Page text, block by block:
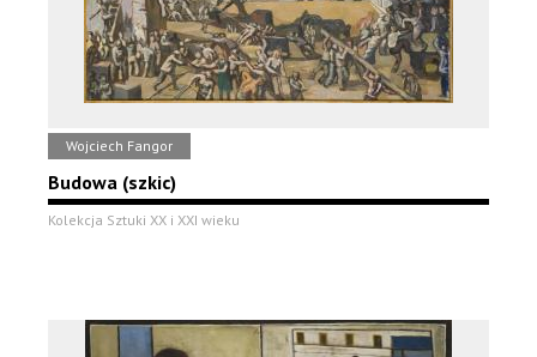
Wojciech Fangor
Budowa (szkic)
Kolekcja Sztuki XX i XXI wieku